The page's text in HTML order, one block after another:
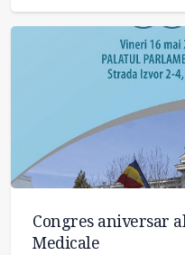
Congres aniversar
Medicale